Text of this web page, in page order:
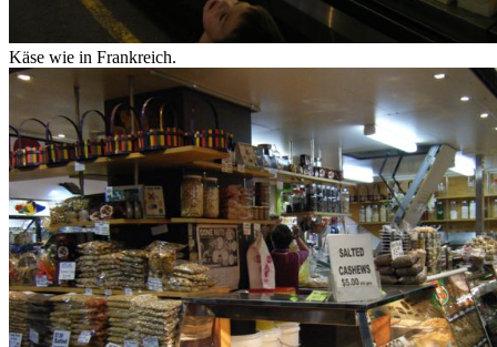
Käse wie in Frankreich.